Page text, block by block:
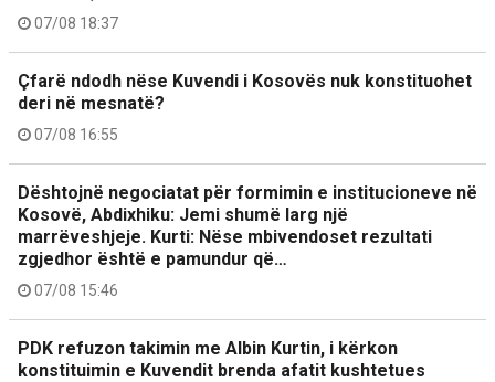
07/08 18:37
Çfarë ndodh nëse Kuvendi i Kosovës nuk konstituohet
deri në mesnatë?
07/08 16:55
Dështojnë negociatat për formimin e institucioneve në
Kosovë, Abdixhiku: Jemi shumë larg një
marrëveshjeje. Kurti: Nëse mbivendoset rezultati
zgjedhor është e pamundur që…
07/08 15:46
PDK refuzon takimin me Albin Kurtin, i kërkon
konstituimin e Kuvendit brenda afatit kushtetues